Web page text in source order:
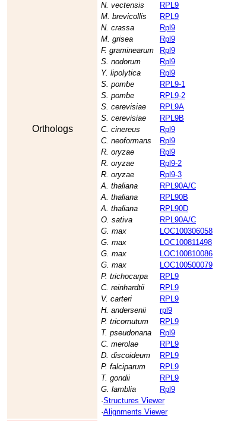
Orthologs
N. vectensis
RPL9
M. brevicollis
RPL9
N. crassa
Rpl9
M. grisea
Rpl9
F. graminearum
Rpl9
S. nodorum
Rpl9
Y. lipolytica
Rpl9
S. pombe
RPL9-1
S. pombe
RPL9-2
S. cerevisiae
RPL9A
S. cerevisiae
RPL9B
C. cinereus
Rpl9
C. neoformans
Rpl9
R. oryzae
Rpl9
R. oryzae
Rpl9-2
R. oryzae
Rpl9-3
A. thaliana
RPL90A/C
A. thaliana
RPL90B
A. thaliana
RPL90D
O. sativa
RPL90A/C
G. max
LOC100306058
G. max
LOC100811498
G. max
LOC100810086
G. max
LOC100500079
P. trichocarpa
RPL9
C. reinhardtii
RPL9
V. carteri
RPL9
H. andersenii
rpl9
P. tricornutum
RPL9
T. pseudonana
Rpl9
C. merolae
RPL9
D. discoideum
RPL9
P. falciparum
RPL9
T. gondii
RPL9
G. lamblia
Rpl9
·Structures Viewer
·Alignments Viewer